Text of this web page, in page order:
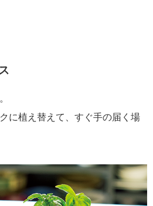
に植え替えて、すぐ手の届く場